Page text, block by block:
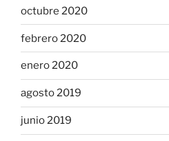
octubre 2020
febrero 2020
enero 2020
agosto 2019
junio 2019